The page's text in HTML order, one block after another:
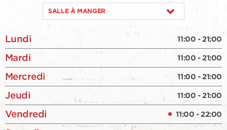
SALLE À MANGER
Lundi 11:00 - 21:00
Mardi 11:00 - 21:00
Mercredi 11:00 - 21:00
Jeudi 11:00 - 21:00
Vendredi 11:00 - 22:00